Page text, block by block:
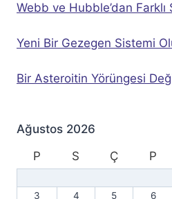
Webb ve Hubble’dan
Yeni Bir Gezegen Sistemi
Bir Asteroitin Yörüngesi
Ağustos 2026
P
S Ç P
3
4 5 6